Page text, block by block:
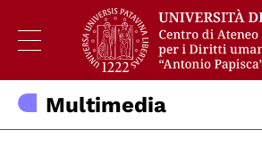
Multimedia